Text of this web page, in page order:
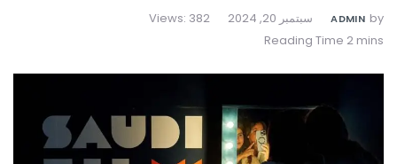
by
ADMIN سبتمبر 20, 2024 Views: 382